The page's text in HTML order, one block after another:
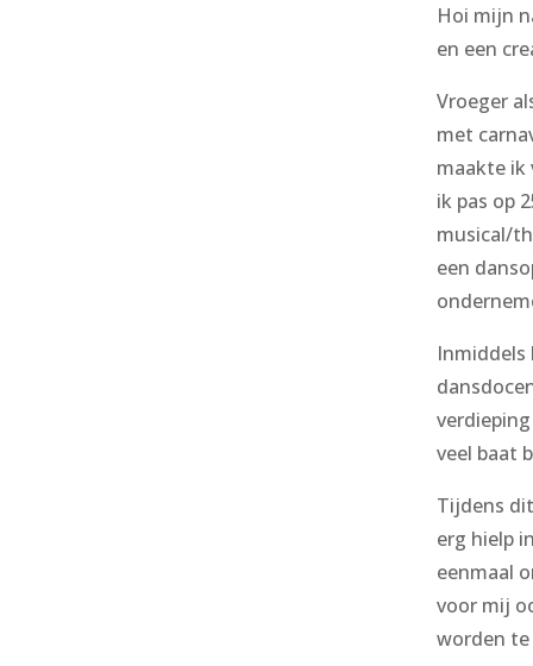
Hoi mijn
en een
Vroeger
met
maakte ik
ik pas op
musical/
een
Inmiddels
veel baat
Tijdens
erg hielp
eenmaal
voor mij
worden te